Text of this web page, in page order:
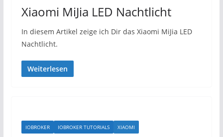
Xiaomi MiJia LED Nachtlicht
In diesem Artikel zeige ich Dir das Xiaomi MiJia LED
Nachtlicht.
Weiterlesen
IOBROKER IOBROKER TUTORIALS XIAOMI